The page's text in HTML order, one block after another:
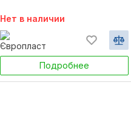
Нет в наличии
Подробнее